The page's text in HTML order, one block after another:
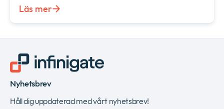
Läs mer
Nyhetsbrev
Håll dig uppdaterad med vårt nyhetsbrev!